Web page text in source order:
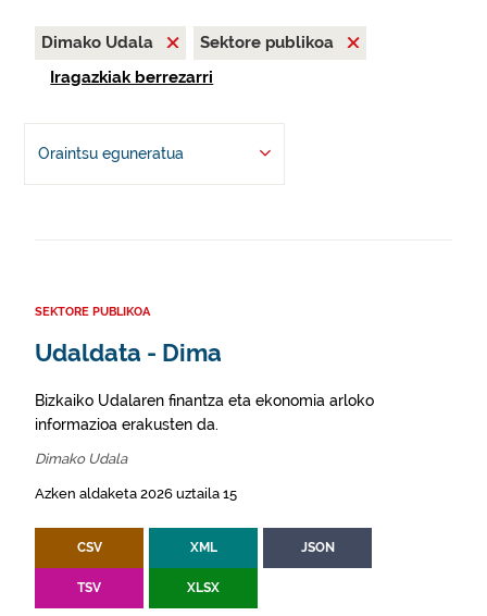
Dimako Udala
Sektore publikoa
Iragazkiak berrezarri
Oraintsu eguneratua
SEKTORE PUBLIKOA
Udaldata - Dima
Bizkaiko Udalaren finantza eta ekonomia arloko
informazioa erakusten da.
Dimako Udala
Azken aldaketa 2026 uztaila 15
CSV XML JSON
TSV XLSX